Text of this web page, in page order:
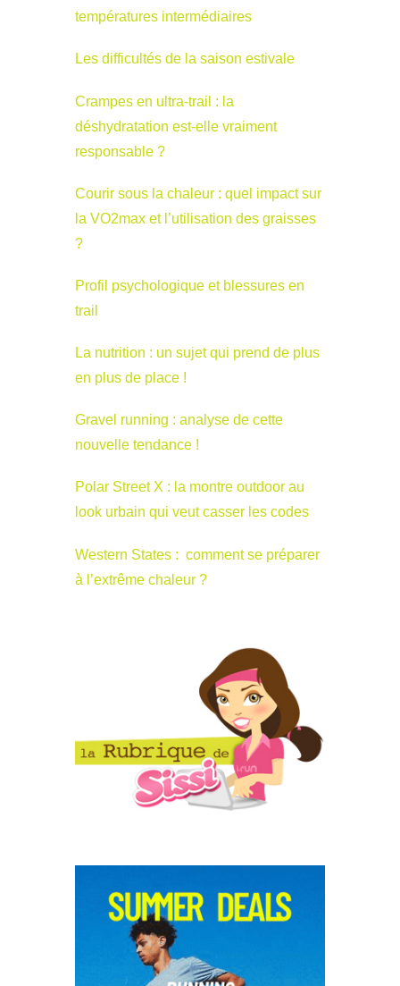
températures intermédiaires
Les difficultés de la saison estivale
Crampes en ultra-trail : la
déshydratation est-elle vraiment
responsable ?
Courir sous la chaleur : quel impact sur
la VO2max et l’utilisation des graisses
?
Profil psychologique et blessures en
trail
La nutrition : un sujet qui prend de plus
en plus de place !
Gravel running : analyse de cette
nouvelle tendance !
Polar Street X : la montre outdoor au
look urbain qui veut casser les codes
Western States : comment se préparer
à l’extrême chaleur ?